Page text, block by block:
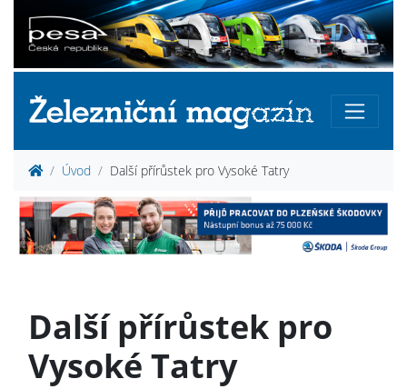
Úvod Další přírůstek pro Vysoké Tatry
Další přírůstek pro
Vysoké Tatry